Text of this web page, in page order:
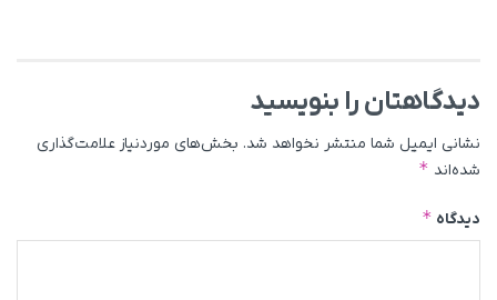
دیدگاهتان را بنویسید
نشانی ایمیل شما منتشر نخواهد شد. بخش‌های موردنیاز علامت‌گذاری
شده‌اند *
دیدگاه *